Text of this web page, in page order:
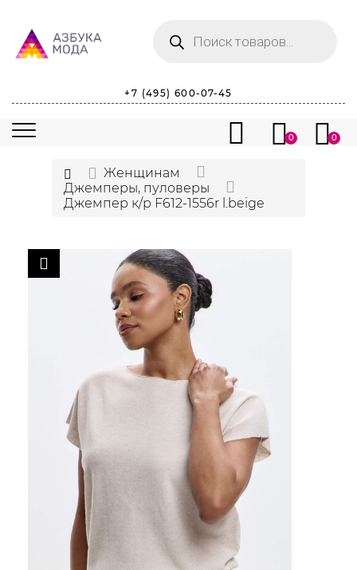
товаров
+7 (495) 600-07-45
0 0
Женщинам
Джемперы, пуловеры
Джемпер к/р F612-1556r l.beige